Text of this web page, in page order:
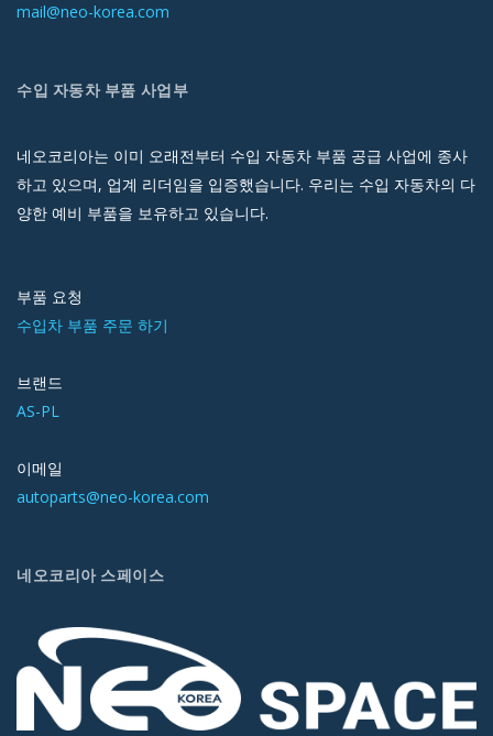
mail@neo-korea.com
수입 자동차 부품 사업부
네오코리아는 이미 오래전부터 수입 자동차 부품 공급 사업에 종사
하고 있으며, 업계 리더임을 입증했습니다. 우리는 수입 자동차의 다
양한 예비 부품을 보유하고 있습니다.
부품 요청
수입차 부품 주문 하기
브랜드
AS-PL
이메일
autoparts@neo-korea.com
네오코리아 스페이스